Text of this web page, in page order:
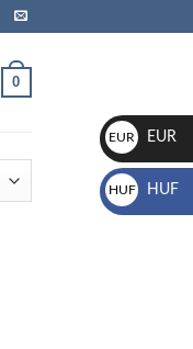
0
EUR
€
EUR
HUF
Ft
HUF